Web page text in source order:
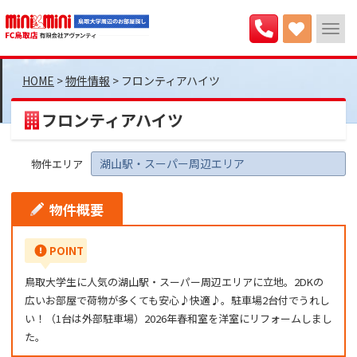
>物件情報 > フロンティアハイツ
フロンティアハイツ
物件エリア 湖山駅・スーパー周辺エリア
物件概要
POINT
鳥取大学生に人気の湖山駅・スーパー周辺エリアに立地。2DKの
広いお部屋で荷物が多くても安心♪快適♪。駐車場2台付でうれし
い！（1台は外部駐車場）2026年春和室を洋室にリフォームしまし
た。